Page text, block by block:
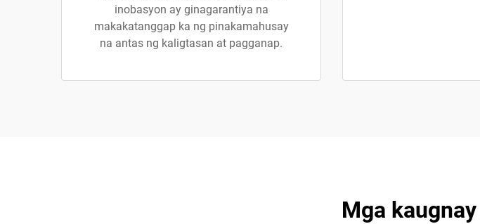
inobasyon ay ginagarantiya na
makakatanggap ka ng pinakamahusay
na antas ng kaligtasan at pagganap.
Mga